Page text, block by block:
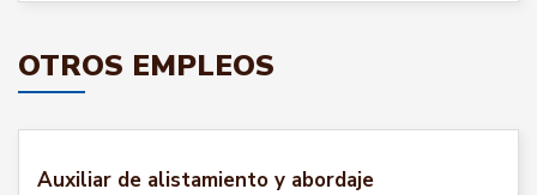
OTROS EMPLEOS
Auxiliar de alistamiento y abordaje